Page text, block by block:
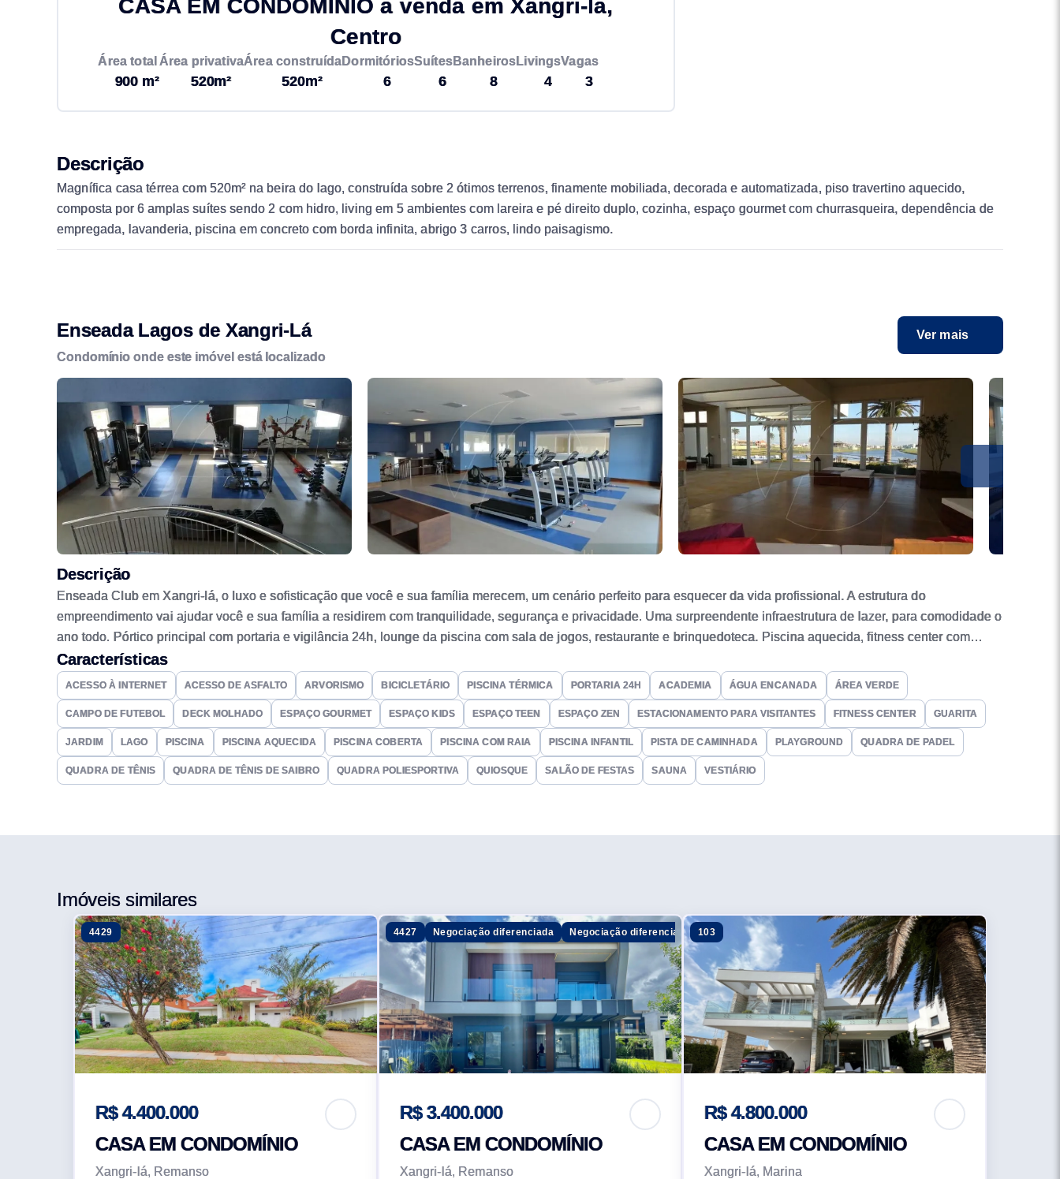
CASA EM CONDOMÍNIO à venda em Xangri-lá,
Centro
Área total
900 m²
Área privativa
520m²
Área construída
520m²
Dormitórios
6
Suítes
6
Banheiros
8
Livings
4
Vagas
3
Descrição
Magnífica casa térrea com 520m² na beira do lago, construída sobre 2 ótimos terrenos, finamente mobiliada, decorada e automatizada, piso travertino aquecido,
composta por 6 amplas suítes sendo 2 com hidro, living em 5 ambientes com lareira e pé direito duplo, cozinha, espaço gourmet com churrasqueira, dependência de
empregada, lavanderia, piscina em concreto com borda infinita, abrigo 3 carros, lindo paisagismo.
Enseada Lagos de Xangri-Lá
Condomínio onde este imóvel está localizado
Ver mais
Descrição
Enseada Club em Xangri-lá, o luxo e sofisticação que você e sua família merecem, um cenário perfeito para esquecer da vida profissional. A estrutura do
empreendimento vai ajudar você e sua família a residirem com tranquilidade, segurança e privacidade. Uma surpreendente infraestrutura de lazer, para comodidade o
ano todo. Pórtico principal com portaria e vigilância 24h, lounge da piscina com sala de jogos, restaurante e brinquedoteca. Piscina aquecida, fitness center com
orientadores, salão de festas com espaço gourmet, quadra de tênis de saibro e aberta, campo de futebol, campo de bocha, mini golf e muito mais.
Características
ACESSO À INTERNET ACESSO DE ASFALTO ARVORISMO BICICLETÁRIO PISCINA TÉRMICA PORTARIA 24H ACADEMIA ÁGUA ENCANADA ÁREA VERDE
CAMPO DE FUTEBOL DECK MOLHADO ESPAÇO GOURMET ESPAÇO KIDS ESPAÇO TEEN ESPAÇO ZEN ESTACIONAMENTO PARA VISITANTES FITNESS CENTER GUARITA
JARDIM LAGO PISCINA PISCINA AQUECIDA PISCINA COBERTA PISCINA COM RAIA PISCINA INFANTIL PISTA DE CAMINHADA PLAYGROUND QUADRA DE PADEL
QUADRA DE TÊNIS QUADRA DE TÊNIS DE SAIBRO QUADRA POLIESPORTIVA QUIOSQUE SALÃO DE FESTAS SAUNA VESTIÁRIO
Imóveis similares
4429
R$ 4.400.000
CASA EM CONDOMÍNIO
Xangri-lá, Remanso
4427 Negociação diferenciada Negociação diferenciada
R$ 3.400.000
CASA EM CONDOMÍNIO
Xangri-lá, Remanso
103
R$ 4.800.000
CASA EM CONDOMÍNIO
Xangri-lá, Marina